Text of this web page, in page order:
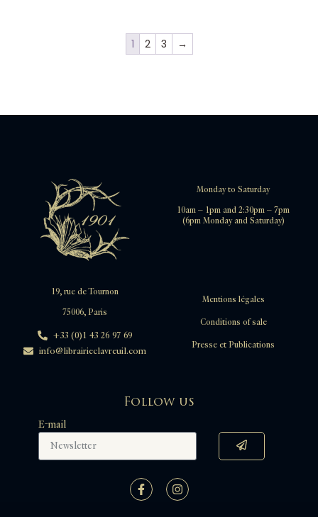
1 2 3 →
Monday to Saturday
10am – 1pm and 2:30pm – 7pm
(6pm Monday and Saturday)
19, rue de Tournon
75006, Paris
+33 (0)1 43 26 97 69
info@librairieclavreuil.com
Mentions légales
Conditions of sale
Presse et Publications
Follow us
E-mail